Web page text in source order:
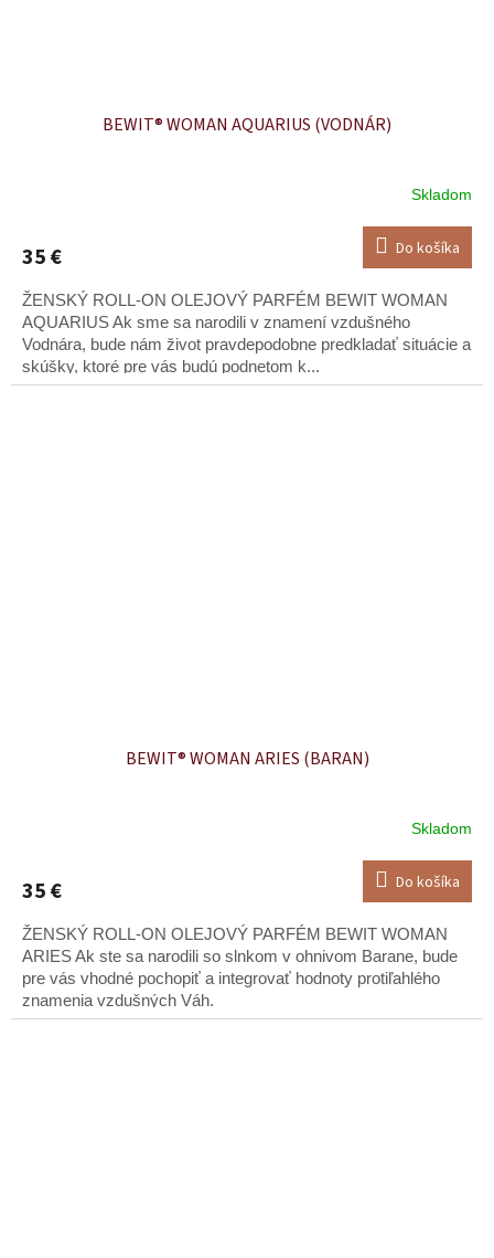
BEWIT® WOMAN AQUARIUS (VODNÁR)
Skladom
35 € Do košíka
ŽENSKÝ ROLL-ON OLEJOVÝ PARFÉM BEWIT WOMAN
AQUARIUS Ak sme sa narodili v znamení vzdušného
Vodnára, bude nám život pravdepodobne predkladať situácie a
skúšky, ktoré pre vás budú podnetom k...
BEWIT® WOMAN ARIES (BARAN)
Skladom
35 € Do košíka
ŽENSKÝ ROLL-ON OLEJOVÝ PARFÉM BEWIT WOMAN
ARIES Ak ste sa narodili so slnkom v ohnivom Barane, bude
pre vás vhodné pochopiť a integrovať hodnoty protiľahlého
znamenia vzdušných Váh.